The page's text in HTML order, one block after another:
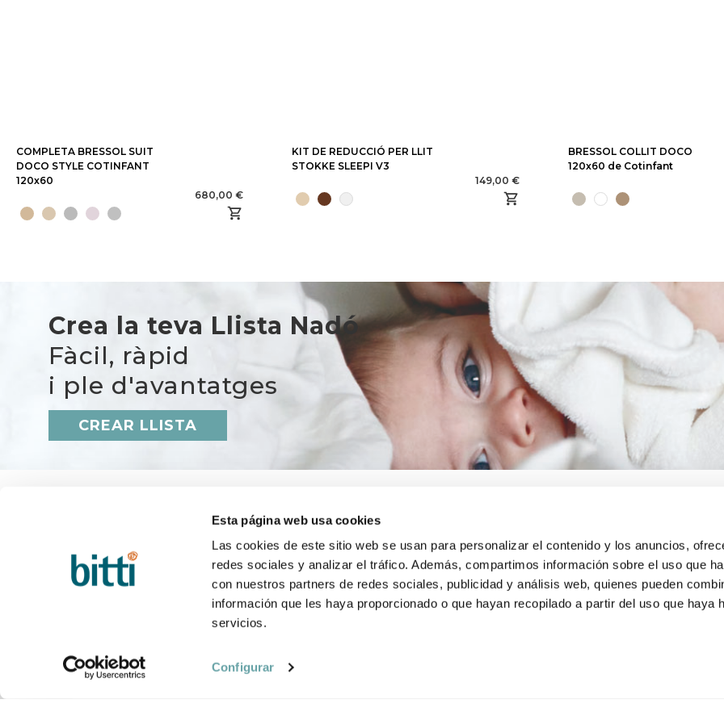
Esta página web usa cookies
Las cookies de este sitio web se usan para personalizar el contenido y los anuncios,
redes sociales y analizar el tráfico. Además, compartimos información sobre el uso que
con nuestros partners de redes sociales, publicidad y análisis web, quienes pueden
información que les haya proporcionado o que hayan recopilado a partir del uso que haya
servicios.
Configurar
COMPLETA BRESSOL SUIT
DOCO STYLE COTINFANT
120x60
680,00 €
KIT DE REDUCCIÓ PER LLIT
STOKKE SLEEPI V3
149,00 €
BRESSOL COLLIT DOCO
120x60 de Cotinfant
Crea la teva Llista Nadó
Fàcil, ràpid
i ple d'avantatges
CREAR LLISTA
BRESSOL: MATALÀS: KIT D'EXTENSIÓ:
BITTI
Qui som?
AJUDA
Q&A
Canvis i devolucions
INFORMACIÓ LEGAL
Avís legal
Política de
de dades